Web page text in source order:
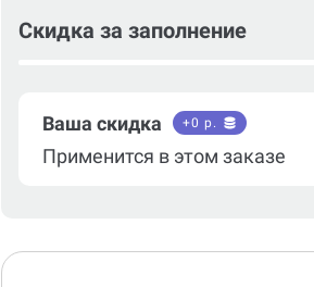
Скидка за заполнение
Ваша скидка +0 р.
Применится в этом заказе